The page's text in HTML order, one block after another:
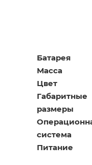
Батарея
Масса
Цвет
Габаритные
размеры
система
Питание